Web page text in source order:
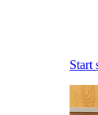
Start